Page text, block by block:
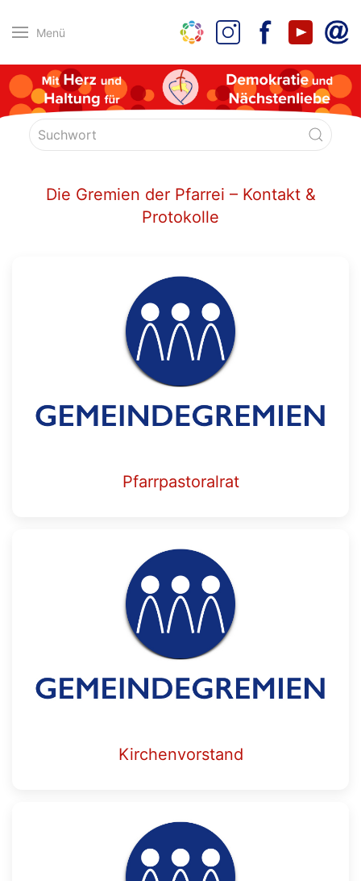
Menü
Die Gremien der Pfarrei – Kontakt &
Protokolle
Pfarrpastoralrat
Kirchenvorstand